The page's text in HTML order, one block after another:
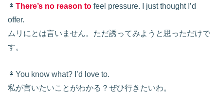
👩 There’s no reason to feel pressure. I just thought I’d
offer.
ムリにとは言いません。ただ誘ってみようと思っただけで
す。
👩You know what? I’d love to.
私が言いたいことがわかる？ぜひ行きたいわ。